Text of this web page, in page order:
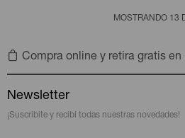
MOSTRANDO 13
Compra online y retira gratis
Newsletter
¡Suscribite y recibí todas nuestras novedades!